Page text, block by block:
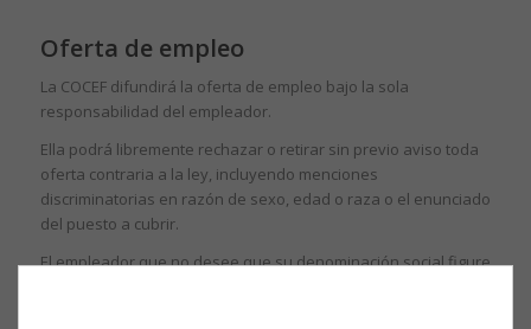
Oferta de empleo
La COCEF difundirá la oferta de empleo bajo la sola
responsabilidad del empleador.
Ella podrá libremente rechazar o retirar sin previo aviso toda
oferta contraria a la ley, incluyendo menciones
discriminatorias en razón de sexo, edad o raza o el enunciado
del puesto a cubrir.
El empleador que no desee que su denominación social figure